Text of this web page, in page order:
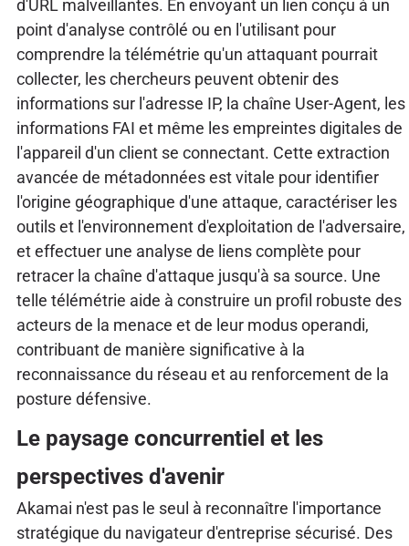
d'URL malveillantes. En envoyant un lien conçu à un
point d'analyse contrôlé ou en l'utilisant pour
comprendre la télémétrie qu'un attaquant pourrait
collecter, les chercheurs peuvent obtenir des
informations sur l'adresse IP, la chaîne User-Agent, les
informations FAI et même les empreintes digitales de
l'appareil d'un client se connectant. Cette extraction
avancée de métadonnées est vitale pour identifier
l'origine géographique d'une attaque, caractériser les
outils et l'environnement d'exploitation de l'adversaire,
et effectuer une analyse de liens complète pour
retracer la chaîne d'attaque jusqu'à sa source. Une
telle télémétrie aide à construire un profil robuste des
acteurs de la menace et de leur modus operandi,
contribuant de manière significative à la
reconnaissance du réseau et au renforcement de la
posture défensive.
Le paysage concurrentiel et les
perspectives d'avenir
Akamai n'est pas le seul à reconnaître l'importance
stratégique du navigateur d'entreprise sécurisé. Des